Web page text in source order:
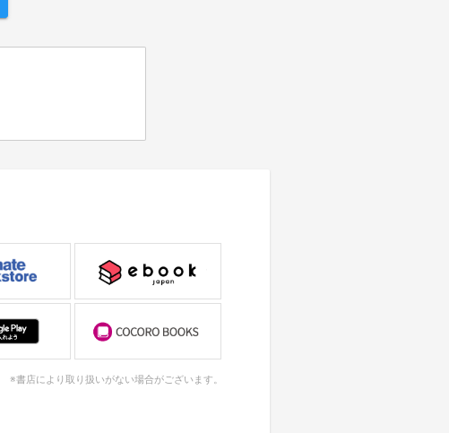
※書店により取り扱いがない場合がございます。